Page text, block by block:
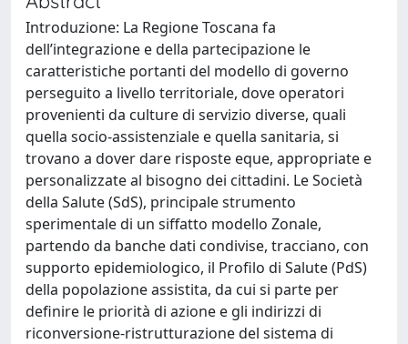
Introduzione: La Regione Toscana fa
dell’integrazione e della partecipazione le
caratteristiche portanti del modello di governo
perseguito a livello territoriale, dove operatori
provenienti da culture di servizio diverse, quali
quella socio-assistenziale e quella sanitaria, si
trovano a dover dare risposte eque, appropriate e
personalizzate al bisogno dei cittadini. Le Società
della Salute (SdS), principale strumento
sperimentale di un siffatto modello Zonale,
partendo da banche dati condivise, tracciano, con
supporto epidemiologico, il Profilo di Salute (PdS)
della popolazione assistita, da cui si parte per
definire le priorità di azione e gli indirizzi di
riconversione-ristrutturazione del sistema di